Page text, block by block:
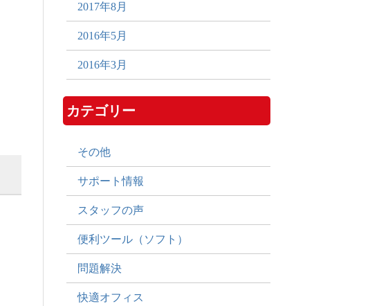
2017年8月
2016年5月
2016年3月
カテゴリー
その他
サポート情報
スタッフの声
便利ツール（ソフト）
問題解決
快適オフィス